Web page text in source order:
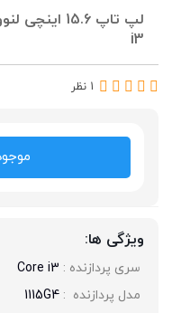
i3
1 نظر
ویژگی ها:
سری پردازنده : Core i3
مدل پردازنده  : 1115G4